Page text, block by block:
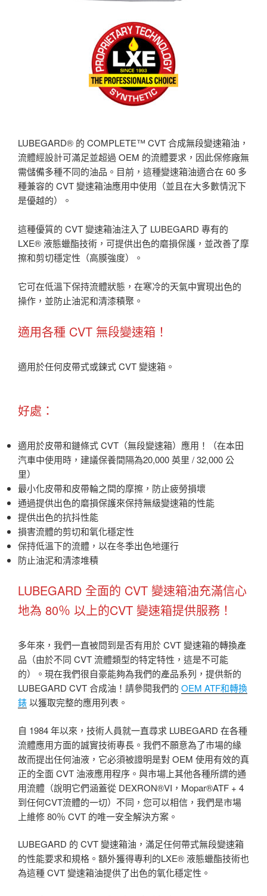
LUBEGARD® 的 COMPLETE™ CVT 合成無段變速箱油，
流體經設計可滿足並超過 OEM 的流體要求，因此保修廠無
需儲備多種不同的油品。目前，這種變速箱油適合在 60 多
種兼容的 CVT 變速箱油應用中使用（並且在大多數情況下
是優越的）。
這種優質的 CVT 變速箱油注入了 LUBEGARD 專有的
LXE® 液態蠟酯技術，可提供出色的磨損保護，並改善了摩
擦和剪切穩定性（高膜強度）。
它可在低溫下保持流體狀態，在寒冷的天氣中實現出色的
操作，並防止油泥和清漆積聚。
適用各種 CVT 無段變速箱！
適用於任何皮帶式或鍊式 CVT 變速箱。
好處：
適用於皮帶和鏈條式 CVT（無段變速箱）應用！（在本田
汽車中使用時，建議保養間隔為20,000 英里 / 32,000 公
里）
最小化皮帶和皮帶輪之間的摩擦，防止疲勞損壞
通過提供出色的磨損保護來保持無級變速箱的性能
提供出色的抗抖性能
損害流體的剪切和氧化穩定性
保持低溫下的流體，以在冬季出色地運行
防止油泥和清漆堆積
LUBEGARD 全面的 CVT 變速箱油充滿信心
地為 80％ 以上的CVT 變速箱提供服務！
多年來，我們一直被問到是否有用於 CVT 變速箱的轉換產
品（由於不同 CVT 流體類型的特定特性，這是不可能
的）。現在我們很自豪能夠為我們的產品系列，提供新的
LUBEGARD CVT 合成油！請參閱我們的 OEM ATF和轉換
錶以獲取完整的應用列表。
自 1984 年以來，技術人員就一直尋求 LUBEGARD 在各種
流體應用方面的誠實技術專長。我們不願意為了市場的緣
故而提出任何油液，它必須被證明是對 OEM 使用有效的真
正的全面 CVT 油液應用程序。與市場上其他各種所謂的通
用流體（說明它們涵蓋從 DEXRON®VI，Mopar®ATF + 4
到任何CVT流體的一切）不同，您可以相信，我們是市場
上維修 80％ CVT 的唯一安全解決方案。
LUBEGARD 的 CVT 變速箱油，滿足任何帶式無段變速箱
的性能要求和規格。額外獲得專利的LXE® 液態蠟酯技術也
為這種 CVT 變速箱油提供了出色的氧化穩定性。